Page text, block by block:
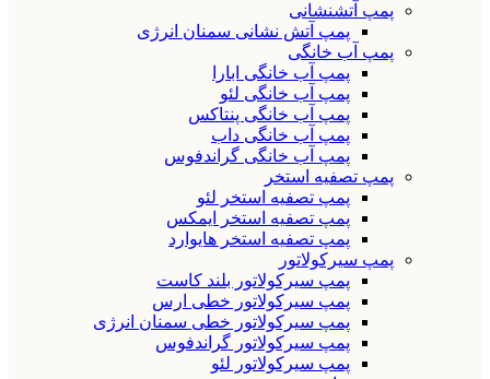
پمپ آتشنشانی
پمپ آتش نشانی سمنان انرژی
پمپ آب خانگی
پمپ آب خانگی ابارا
پمپ آب خانگی لئو
پمپ آب خانگی پنتاکس
پمپ آب خانگی داب
پمپ آب خانگی گراندفوس
پمپ تصفیه استخر
پمپ تصفیه استخر لئو
پمپ تصفیه استخر ایمکس
پمپ تصفیه استخر هایوارد
پمپ سیرکولاتور
پمپ سیرکولاتور بلند کاست
پمپ سیرکولاتور خطی ارس
پمپ سیرکولاتور خطی سمنان انرژی
پمپ سیرکولاتور گراندفوس
پمپ سیرکولاتور لئو